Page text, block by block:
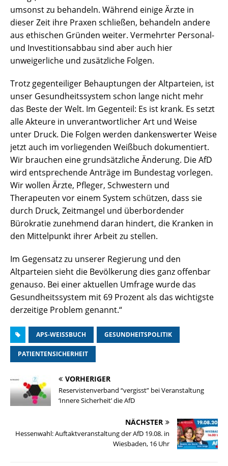
umsonst zu behandeln. Während einige Ärzte in
dieser Zeit ihre Praxen schließen, behandeln andere
aus ethischen Gründen weiter. Vermehrter Personal-
und Investitionsabbau sind aber auch hier
unweigerliche und zusätzliche Folgen.
Trotz gegenteiliger Behauptungen der Altparteien, ist
unser Gesundheitssystem schon lange nicht mehr
das Beste der Welt. Im Gegenteil: Es ist krank. Es setzt
alle Akteure in unverantwortlicher Art und Weise
unter Druck. Die Folgen werden dankenswerter Weise
jetzt auch im vorliegenden Weißbuch dokumentiert.
Wir brauchen eine grundsätzliche Änderung. Die AfD
wird entsprechende Anträge im Bundestag vorlegen.
Wir wollen Ärzte, Pfleger, Schwestern und
Therapeuten vor einem System schützen, dass sie
durch Druck, Zeitmangel und überbordender
Bürokratie zunehmend daran hindert, die Kranken in
den Mittelpunkt ihrer Arbeit zu stellen.
Im Gegensatz zu unserer Regierung und den
Altparteien sieht die Bevölkerung dies ganz offenbar
genauso. Bei einer aktuellen Umfrage wurde das
Gesundheitssystem mit 69 Prozent als das wichtigste
derzeitige Problem genannt.“
APS-WEISSBUCH GESUNDHEITSPOLITIK
PATIENTENSICHERHEIT
VORHERIGER
Reservistenverband “vergisst” bei Veranstaltung
‘Innere Sicherheit’ die AfD
NÄCHSTER
Hessenwahl: Auftaktveranstaltung der AfD 19.08. in
Wiesbaden, 16 Uhr